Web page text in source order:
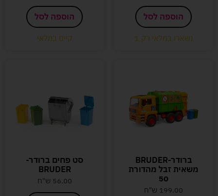
הוספה לסל
נשארו במלאי רק 1
הוספה לסל
קיים במלאי
ברודר-BRUDER
משאית זבל מהדורת
50
199.00 ש"ח
סט פחים ברודר-
BRUDER
56.00 ש"ח